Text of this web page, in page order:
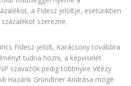
a Fidesz jelöltje, esetünkben
szerezne.
Fidesz-jelölt, Karácsony továbbra
tudna hozni, a képviselet
szavazók pedig többnyire Vitézy
Hazánk Grundtner Andrása mögé